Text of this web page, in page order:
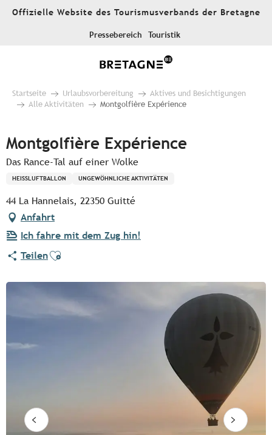
AllerOffizielle Website des Tourismusverbands der Bretagne
Pressebereich Touristik
Startseite Urlaubsvorbereitung
Aktives und Besichtigungen
Alle Aktivitäten
Montgolfière Expérience
Montgolfière Expérience
Das Rance-Tal auf einer Wolke
HEISSLUFTBALLON UNGEWÖHNLICHE AKTIVITÄTEN
44 La Hannelais, 22350 Guitté
Anfahrt
Ich fahre mit dem Zug hin!
TeilenAjouter aux favoris